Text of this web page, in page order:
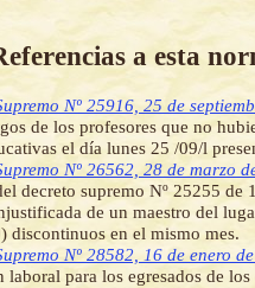
a esta
Nº 25916, 25 de
de los profesores que no
el día lunes 25 /09/l
Nº 26562, 28 de marzo
decreto supremo Nº 25255 de
de un maestro del
discontinuos en el mismo mes.
Nº 28582, 16 de enero
laboral para los egresados de